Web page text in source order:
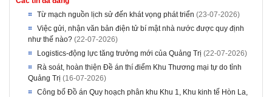
Từ mạch nguồn lịch sử đến khát vọng phát triển (23-07-2026)
Việc gửi, nhận văn bản điện tử bí mật nhà nước được quy định
như thế nào? (22-07-2026)
Logistics-động lực tăng trưởng mới của Quảng Trị (22-07-2026)
Rà soát, hoàn thiện Đề án thí điểm Khu Thương mại tự do tỉnh
Quảng Trị (16-07-2026)
Công bố Đồ án Quy hoạch phân khu Khu 1, Khu kinh tế Hòn La,